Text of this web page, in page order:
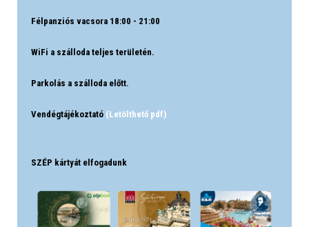
Félpanziós vacsora 18:00 - 21:00
WiFi a szálloda teljes területén.
Parkolás a szálloda előtt.
Vendégtájékoztató (Letölthető pdf)
SZÉP kártyát elfogadunk